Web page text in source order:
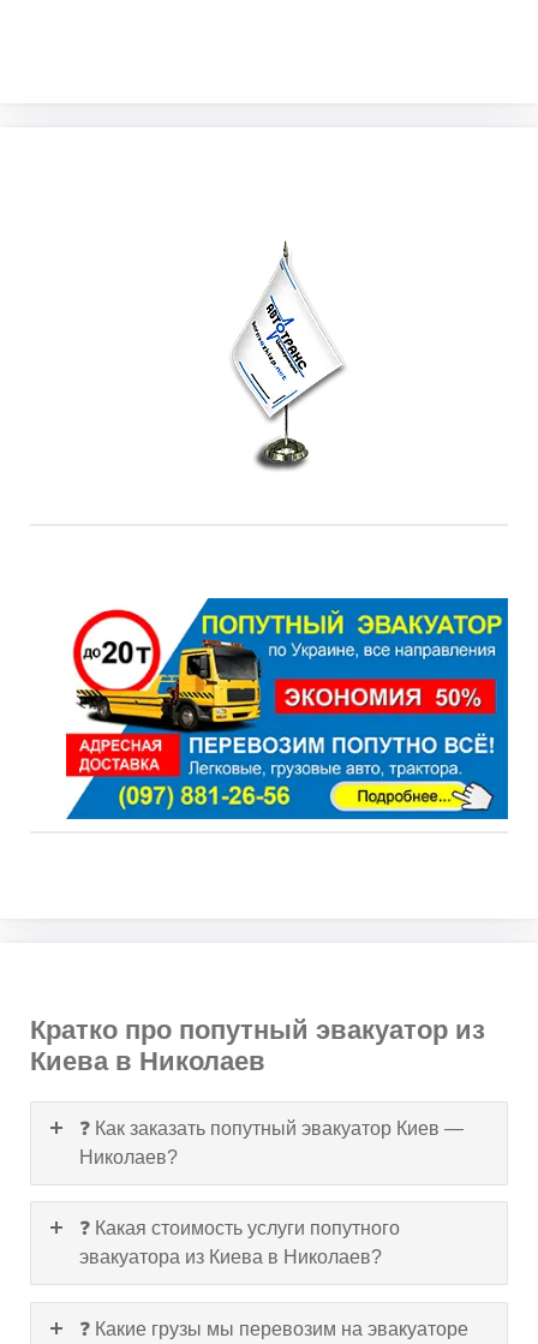
Кратко про попутный эвакуатор из
Киева в Николаев
❓ Как заказать попутный эвакуатор Киев —
Николаев?
❓ Какая стоимость услуги попутного
эвакуатора из Киева в Николаев?
❓ Какие грузы мы перевозим на эвакуаторе